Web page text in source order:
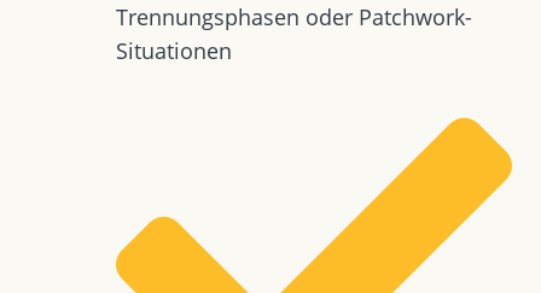
Trennungsphasen oder Patchwork-
Situationen